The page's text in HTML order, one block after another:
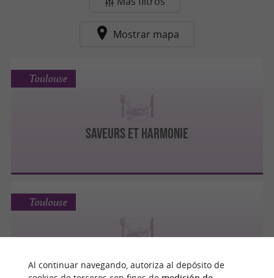
Mostrar mapa
Saveurs et Harmonie
Toulouse
Toulouse
Al continuar navegando, autoriza al depósito de